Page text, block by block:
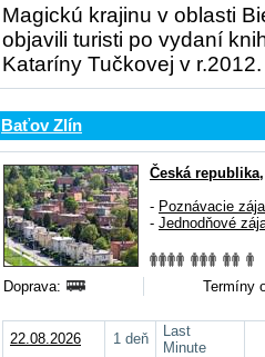
Magickú krajinu v oblasti
objavili turisti po vydaní
Kataríny Tučkovej v
Baťov Zlín
Česká republika
- Poznávacie
- Jednodňové
Doprava: Termíny
22.08.2026 1 deň
Last
Minute